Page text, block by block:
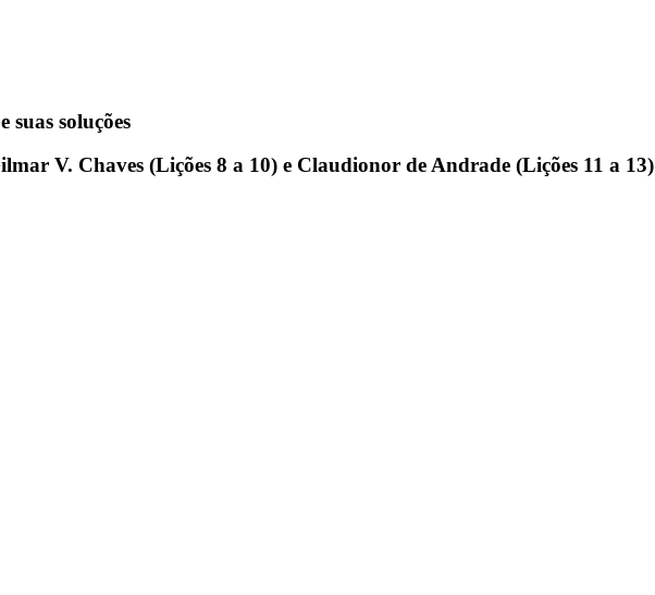
soluções
V. Chaves (Lições 8 a 10) e Claudionor de Andrade (Lições 11 a 13)